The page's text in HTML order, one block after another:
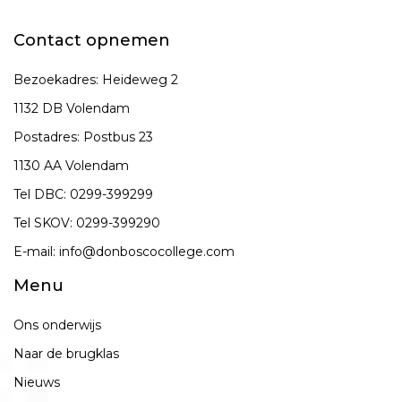
Contact opnemen
Bezoekadres: Heideweg 2
1132 DB Volendam
Postadres: Postbus 23
1130 AA Volendam
Tel DBC: 0299-399299
Tel SKOV: 0299-399290
E-mail: info@donboscocollege.com
Menu
Ons onderwijs
Naar de brugklas
Nieuws